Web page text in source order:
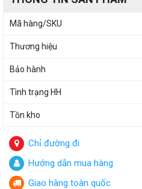
Mã hàng/SKU
Thương hiệu
Bảo hành
Tình trạng HH
Tồn kho
Chỉ đường đi
Hướng dẫn mua hàng
Giao hàng toàn quốc